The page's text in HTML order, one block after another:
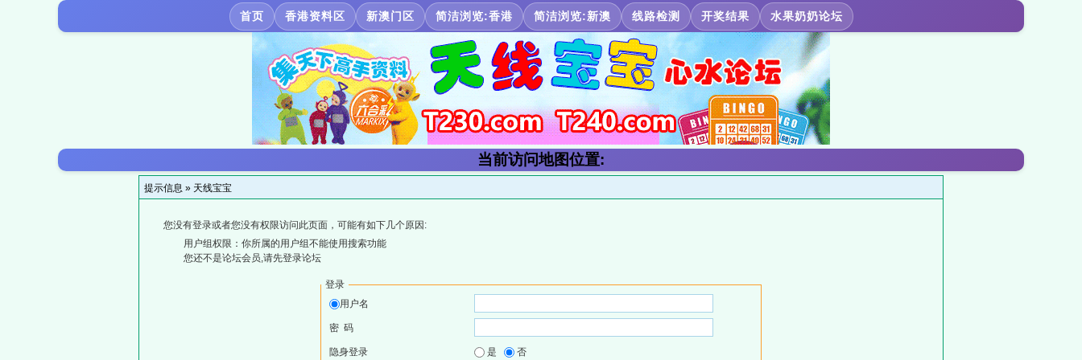
首页 香港资料区 新澳门区 简洁浏览:香港 简洁浏览:新澳 线路检测 开奖结果 水果奶奶论坛
当前访问地图位置:
提示信息 » 天线宝宝
您没有登录或者您没有权限访问此页面，可能有如下几个原因:
用户组权限：你所属的用户组不能使用搜索功能
您还不是论坛会员,请先登录论坛
登录
用户名
密 码
隐身登录 是 否